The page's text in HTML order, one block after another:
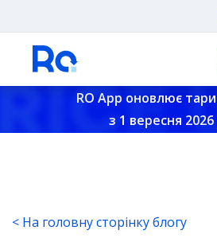
RO App оновлює
з 1 вересня
< На головну сторінку блогу